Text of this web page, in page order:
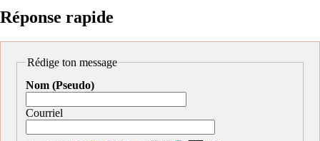
Réponse rapide
Rédige ton message
Nom (Pseudo)
Courriel